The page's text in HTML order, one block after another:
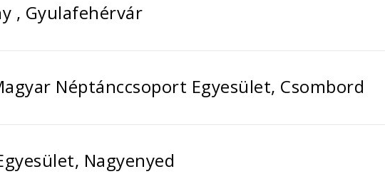
, Gyulafehérvár
Néptánccsoport Egyesület, Csombord
Nagyenyed